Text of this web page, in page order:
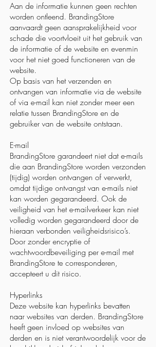
Aan de informatie kunnen geen rechten
worden ontleend. BrandingStore
aanvaardt geen aansprakelijkheid voor
schade die voortvloeit uit het gebruik van
de informatie of de website en evenmin
voor het niet goed functioneren van de
website.
Op basis van het verzenden en
ontvangen van informatie via de website
of via e-mail kan niet zonder meer een
relatie tussen BrandingStore en de
gebruiker van de website ontstaan.
E-mail
BrandingStore garandeert niet dat e-mails
die aan BrandingStore worden verzonden
(tijdig) worden ontvangen of verwerkt,
omdat tijdige ontvangst van e-mails niet
kan worden gegarandeerd. Ook de
veiligheid van het e-mailverkeer kan niet
volledig worden gegarandeerd door de
hieraan verbonden veiligheidsrisico’s.
Door zonder encryptie of
wachtwoordbeveiliging per e-mail met
BrandingStore te corresponderen,
accepteert u dit risico.
Hyperlinks
Deze website kan hyperlinks bevatten
naar websites van derden. BrandingStore
heeft geen invloed op websites van
derden en is niet verantwoordelijk voor de